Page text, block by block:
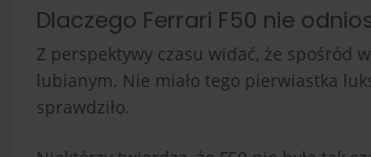
Dlaczego Ferrari F50 nie
Z perspektywy czasu widać, że spośród
lubianym. Nie miało tego pierwiastka
sprawdziło.